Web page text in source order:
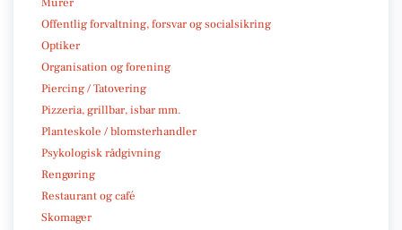
Offentlig forvaltning, forsvar og socialsikring
Optiker
Organisation og forening
Piercing / Tatovering
Pizzeria, grillbar, isbar mm.
Planteskole / blomsterhandler
Psykologisk rådgivning
Rengøring
Restaurant og café
Skomager